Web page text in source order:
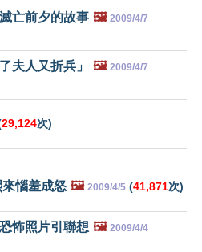
亡前夕的故事 🖼️ 2009/4/7
夫人又折兵」 🖼️ 2009/4/7
29,124次)
惱羞成怒 🖼️ 2009/4/5 (41,871次)
怖照片引聯想 🖼️ 2009/4/4